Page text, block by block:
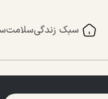
سبک زندگیسلامت